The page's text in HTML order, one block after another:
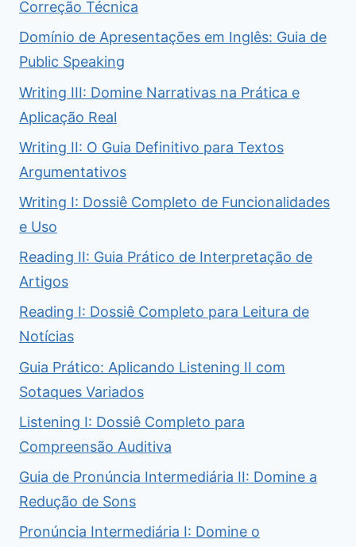
Correção Técnica
Domínio de Apresentações em Inglês: Guia de
Public Speaking
Writing III: Domine Narrativas na Prática e
Aplicação Real
Writing II: O Guia Definitivo para Textos
Argumentativos
Writing I: Dossiê Completo de Funcionalidades
e Uso
Reading II: Guia Prático de Interpretação de
Artigos
Reading I: Dossiê Completo para Leitura de
Notícias
Guia Prático: Aplicando Listening II com
Sotaques Variados
Listening I: Dossiê Completo para
Compreensão Auditiva
Guia de Pronúncia Intermediária II: Domine a
Redução de Sons
Pronúncia Intermediária I: Domine o